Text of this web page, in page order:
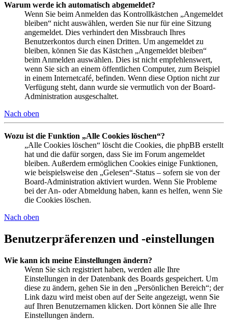
Warum werde ich automatisch abgemeldet?
Wenn Sie beim Anmelden das Kontrollkästchen „Angemeldet
bleiben“ nicht auswählen, werden Sie nur für eine Sitzung
angemeldet. Dies verhindert den Missbrauch Ihres
Benutzerkontos durch einen Dritten. Um angemeldet zu
bleiben, können Sie das Kästchen „Angemeldet bleiben“
beim Anmelden auswählen. Dies ist nicht empfehlenswert,
wenn Sie sich an einem öffentlichen Computer, zum Beispiel
in einem Internetcafé, befinden. Wenn diese Option nicht zur
Verfügung steht, dann wurde sie vermutlich von der Board-
Administration ausgeschaltet.
Nach oben
Wozu ist die Funktion „Alle Cookies löschen“?
„Alle Cookies löschen“ löscht die Cookies, die phpBB erstellt
hat und die dafür sorgen, dass Sie im Forum angemeldet
bleiben. Außerdem ermöglichen Cookies einige Funktionen,
wie beispielsweise den „Gelesen“-Status – sofern sie von der
Board-Administration aktiviert wurden. Wenn Sie Probleme
bei der An- oder Abmeldung haben, kann es helfen, wenn Sie
die Cookies löschen.
Nach oben
Benutzerpräferenzen und -einstellungen
Wie kann ich meine Einstellungen ändern?
Wenn Sie sich registriert haben, werden alle Ihre
Einstellungen in der Datenbank des Boards gespeichert. Um
diese zu ändern, gehen Sie in den „Persönlichen Bereich“; der
Link dazu wird meist oben auf der Seite angezeigt, wenn Sie
auf Ihren Benutzernamen klicken. Dort können Sie alle Ihre
Einstellungen ändern.